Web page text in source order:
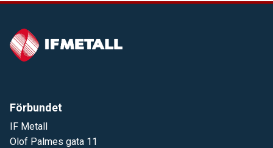
Förbundet
IF Metall
Olof Palmes gata 11